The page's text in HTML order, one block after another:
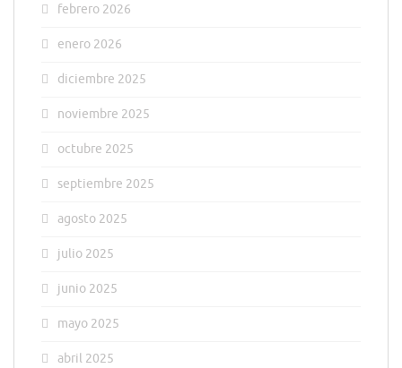
febrero 2026
enero 2026
diciembre 2025
noviembre 2025
octubre 2025
septiembre 2025
agosto 2025
julio 2025
junio 2025
mayo 2025
abril 2025